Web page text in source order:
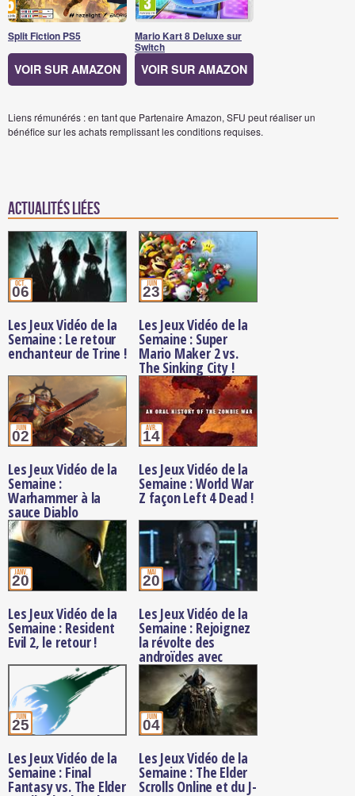
Split Fiction PS5
VOIR SUR AMAZON
Mario Kart 8 Deluxe sur
Switch
VOIR SUR AMAZON
Liens rémunérés : en tant que Partenaire Amazon, SFU peut réaliser un
bénéfice sur les achats remplissant les conditions requises.
Actualités Liées
oct.
06
Les Jeux Vidéo de la
Semaine : Le retour
enchanteur de Trine !
juin
23
Les Jeux Vidéo de la
Semaine : Super
Mario Maker 2 vs.
The Sinking City !
juin
02
Les Jeux Vidéo de la
Semaine :
Warhammer à la
sauce Diablo
avr.
14
Les Jeux Vidéo de la
Semaine : World War
Z façon Left 4 Dead !
janv.
20
Les Jeux Vidéo de la
Semaine : Resident
Evil 2, le retour !
mai
20
Les Jeux Vidéo de la
Semaine : Rejoignez
la révolte des
androïdes avec
Detroit : Become
Human !
juin
25
Les Jeux Vidéo de la
Semaine : Final
Fantasy vs. The Elder
juin
04
Les Jeux Vidéo de la
Semaine : The Elder
Scrolls Online et du J-